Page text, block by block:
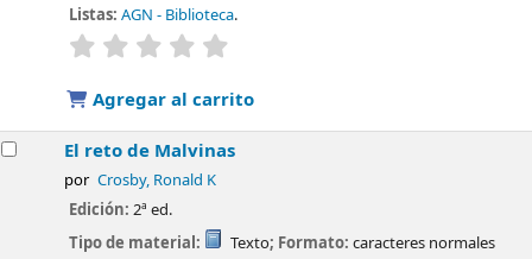
Listas: AGN - Biblioteca.
valoración
Agregar al carrito
El reto de Malvinas
por Crosby, Ronald K
Edición:2ª ed.
Tipo de material:
Texto; Formato: caracteres normales